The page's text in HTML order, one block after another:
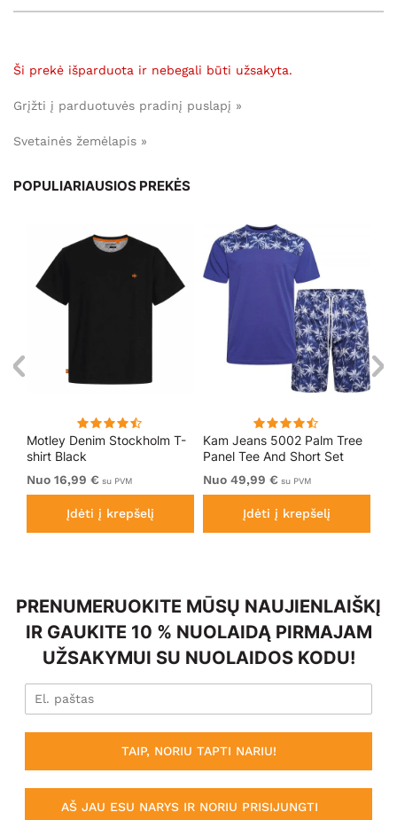
Ši prekė išparduota ir nebegali būti užsakyta.
Grįžti į parduotuvės pradinį puslapį »
Svetainės žemėlapis »
POPULIARIAUSIOS PREKĖS
Motley Denim Stockholm T-
shirt Black
Nuo 16,99 € su PVM
Įdėti į krepšelį
Kam Jeans 5002 Palm Tree
Panel Tee And Short Set
Electric Blue
Nuo 49,99 € su PVM
Įdėti į krepšelį
PRENUMERUOKITE MŪSŲ NAUJIENLAIŠKĮ
IR GAUKITE 10 % NUOLAIDĄ PIRMAJAM
UŽSAKYMUI SU NUOLAIDOS KODU!
TAIP, NORIU TAPTI NARIU!
AŠ JAU ESU NARYS IR NORIU PRISIJUNGTI